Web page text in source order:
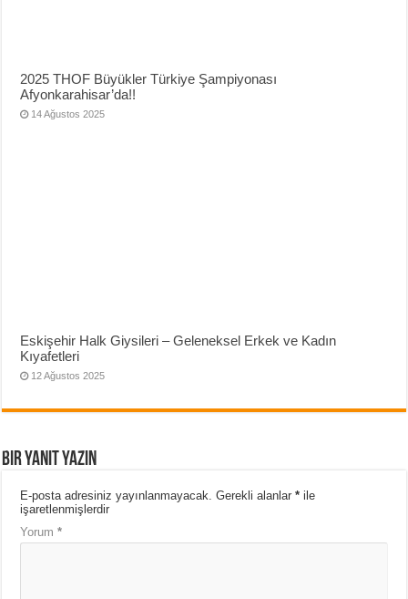
2025 THOF Büyükler Türkiye Şampiyonası
Afyonkarahisar’da!!
14 Ağustos 2025
Eskişehir Halk Giysileri – Geleneksel Erkek ve Kadın
Kıyafetleri
12 Ağustos 2025
Bir yanıt yazın
E-posta adresiniz yayınlanmayacak. Gerekli alanlar* ile
işaretlenmişlerdir
Yorum*